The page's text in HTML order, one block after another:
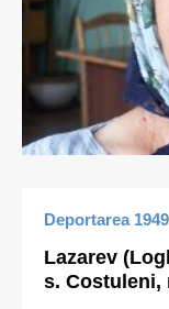
Deportarea 1949
Lazarev
s. Costuleni,